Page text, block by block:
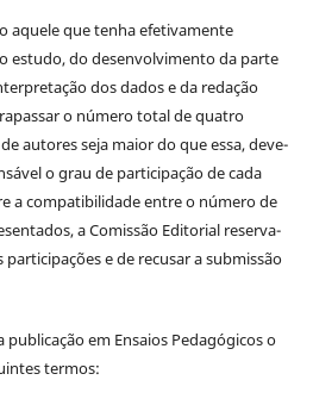
aquele que tenha efetivamente
estudo, do desenvolvimento da parte
dos dados e da redação
o número total de quatro
autores seja maior do que essa, deve-
o grau de participação de cada
a compatibilidade entre o número de
a Comissão Editorial reserva-
e de recusar a submissão
em Ensaios Pedagógicos o
termos: